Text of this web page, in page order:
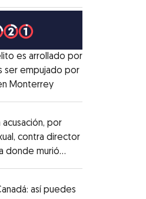
es arrollado por
ser empujado por
MonterreyOpens in new
acusación, por
contra director
donde murió
así puedes